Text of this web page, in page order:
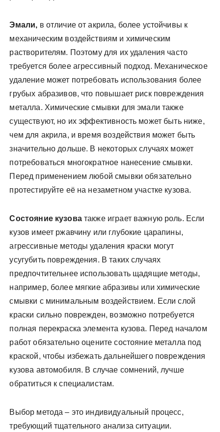
Эмали, в отличие от акрила, более устойчивы к
механическим воздействиям и химическим
растворителям. Поэтому для их удаления часто
требуется более агрессивный подход. Механическое
удаление может потребовать использования более
грубых абразивов, что повышает риск повреждения
металла. Химические смывки для эмали также
существуют, но их эффективность может быть ниже,
чем для акрила, и время воздействия может быть
значительно дольше. В некоторых случаях может
потребоваться многократное нанесение смывки.
Перед применением любой смывки обязательно
протестируйте её на незаметном участке кузова.
Состояние кузоватакже играет важную роль. Если
кузов имеет ржавчину или глубокие царапины,
агрессивные методы удаления краски могут
усугубить повреждения. В таких случаях
предпочтительнее использовать щадящие методы,
например, более мягкие абразивы или химические
смывки с минимальным воздействием. Если слой
краски сильно поврежден, возможно потребуется
полная перекраска элемента кузова. Перед началом
работ обязательно оцените состояние металла под
краской, чтобы избежать дальнейшего повреждения
кузова автомобиля. В случае сомнений, лучше
обратиться к специалистам.
Выбор метода – это индивидуальный процесс,
требующий тщательного анализа ситуации.